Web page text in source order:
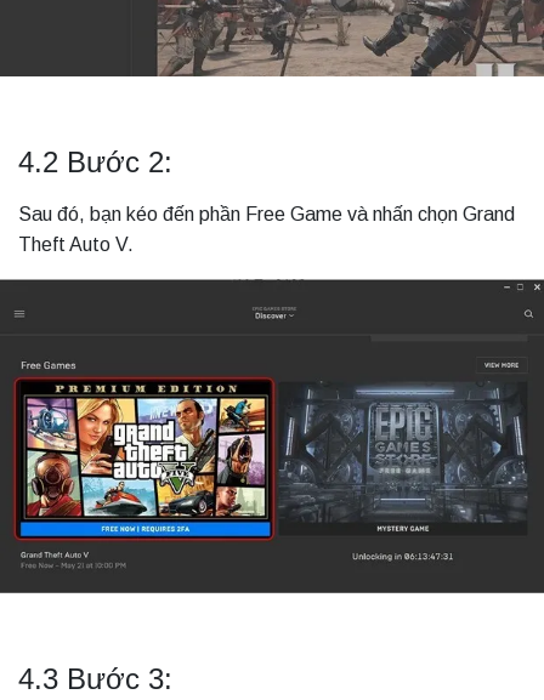
4.2 Bước 2:
Sau đó, bạn kéo đến phần Free Game và nhấn chọn Grand
Theft Auto V.
4.3 Bước 3: